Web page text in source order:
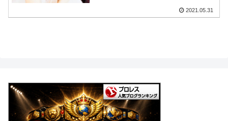
2021.05.31